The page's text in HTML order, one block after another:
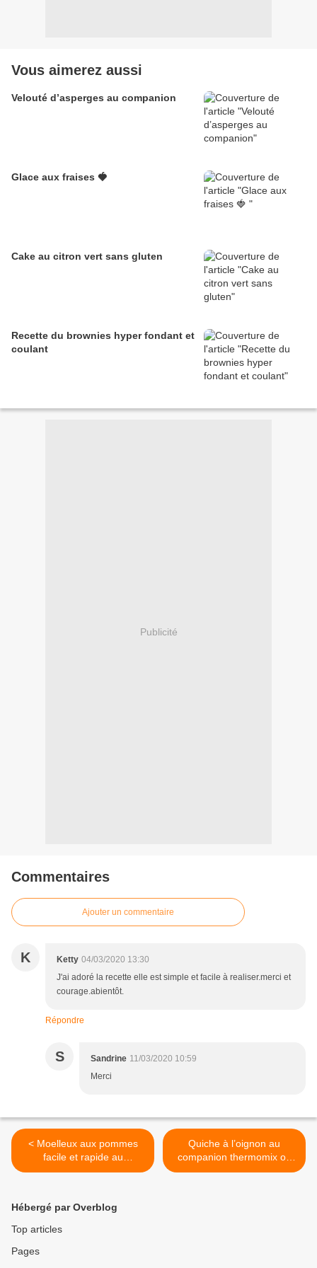
Vous aimerez aussi
Velouté d’asperges au companion
Glace aux fraises 🍓
Cake au citron vert sans gluten
Recette du brownies hyper fondant et
coulant
Publicité
Commentaires
Ajouter un commentaire
K Ketty 04/03/2020 13:30
J'ai adoré la recette elle est simple et facile à realiser.merci et
courage.abientôt.
Répondre
S Sandrine 11/03/2020 10:59
Merci
< Moelleux aux pommes
facile et rapide au
companion thermomix ou
Quiche à l’oignon au
companion thermomix ou
sans robot >
Hébergé par Overblog
Top articles
Pages